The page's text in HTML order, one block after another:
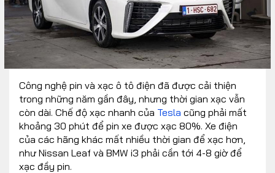
Công nghệ pin và xạc ô tô điện đã được cải thiện
trong những năm gần đây, nhưng thời gian xạc vẫn
còn dài. Chế độ xạc nhanh của Tesla cũng phải mất
khoảng 30 phút để pin xe được xạc 80%. Xe điện
của các hãng khác mất nhiều thời gian để xạc hơn,
như Nissan Leaf và BMW i3 phải cần tới 4-8 giờ để
xạc đầy pin.